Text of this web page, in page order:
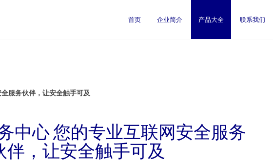
首页 企业简介 产品大全 联系我们
服务伙伴，让安全触手可及
中心 您的专业互联网安全服务
伴，让安全触手可及